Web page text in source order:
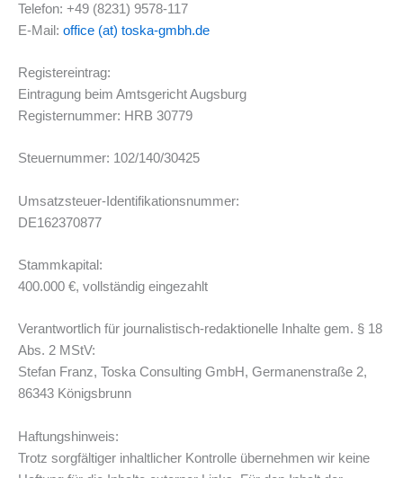
Telefon: +49 (8231) 9578-117
E-Mail: office (at) toska-gmbh.de
Registereintrag:
Eintragung beim Amtsgericht Augsburg
Registernummer: HRB 30779
Steuernummer: 102/140/30425
Umsatzsteuer-Identifikationsnummer:
DE162370877
Stammkapital:
400.000 €, vollständig eingezahlt
Verantwortlich für journalistisch-redaktionelle Inhalte gem. § 18
Abs. 2 MStV:
Stefan Franz, Toska Consulting GmbH, Germanenstraße 2,
86343 Königsbrunn
Haftungshinweis:
Trotz sorgfältiger inhaltlicher Kontrolle übernehmen wir keine